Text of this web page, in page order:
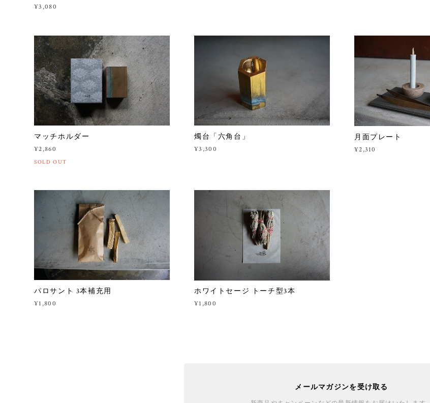
¥3,080
マッチホルダー
¥2,860
SOLD OUT
燭台「六角台」
¥3,300
月面プレート
¥2,310
パロサント 3本補充用
¥1,800
ホワイトセージ トーチ型3本
¥1,800
メールマガジンを受け取る